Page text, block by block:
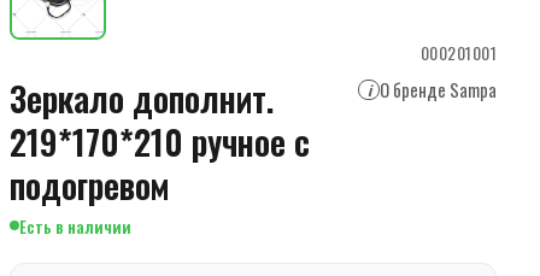
000201001
Зеркало дополнит.
219*170*210 ручное с
подогревом
i О бренде Sampa
Есть в наличии